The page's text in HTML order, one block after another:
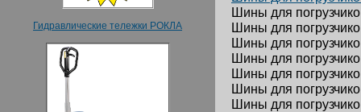
Гидравлические тележки РОКЛА
Шины для
Шины для
Шины для
Шины для
Шины для
Шины для
Шины для